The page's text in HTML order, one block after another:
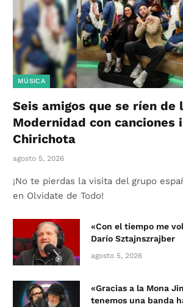
MÚSICA
Seis amigos que se ríen de
Modernidad con canciones
Chirichota
agosto 5, 2026
¡No te pierdas la visita del grupo
en Olvidate de Todo!
«Con el tiempo me
Darío Sztajnszrajber
agosto 5, 2026
«Gracias a la Mona
tenemos una banda